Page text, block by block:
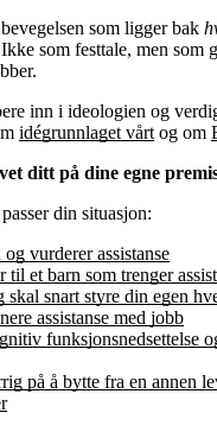
som ligger bak
som festtale, men som
inn i ideologien og
idégrunnlaget vårt og om
ditt på dine egne
din situasjon:
vurderer assistanse
til et barn som trenger
skal snart styre din egen
assistanse med jobb
funksjonsnedsettelse
på å bytte fra en annen